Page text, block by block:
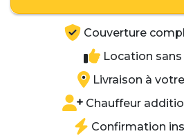
Couverture
Location sans
Livraison à
Chauffeur
Confirmation